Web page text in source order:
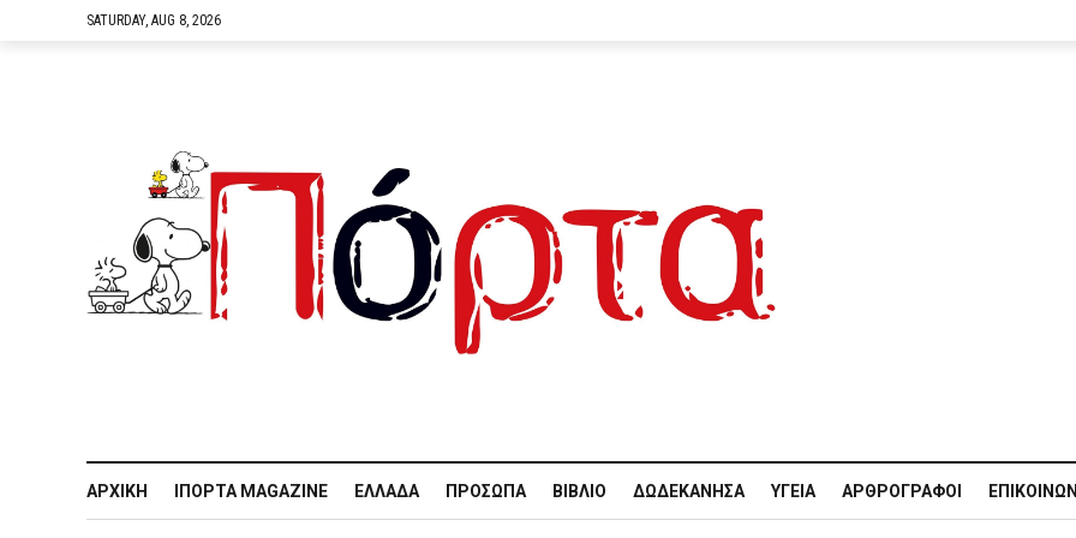
SATURDAY, AUG 8, 2026
ΑΡΧΙΚΉ IΠΌΡΤΑ MAGAZINE ΕΛΛΆΔΑ ΠΡΌΣΩΠΑ ΒΙΒΛΊΟ ΔΩΔΕΚΆΝΗΣΑ ΥΓΕΊΑ ΑΡΘΡΟΓΡΆΦΟΙ